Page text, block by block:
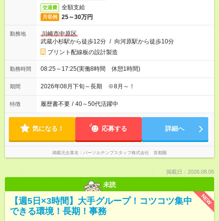
交通費 全額支給
月収例 25～30万円
勤務地
川崎市中原区
武蔵小杉駅から徒歩12分 / 向河原駅から徒歩10分
プリント配線板の設計製造
勤務時間 08:25～17:25(実働8時間 休憩1時間)
期間 2026年08月下旬～長期 ※8月～！
特徴 履歴書不要 / 40～50代活躍中
気になる！ 応募する 詳細へ
掲載元企業名 パーソルテンプスタッフ株式会社 首都圏
掲載日：2026.08.05
未読
NEW
【週5日×3時間】大手グループ！コツコツ集中
できる環境！長期！事務